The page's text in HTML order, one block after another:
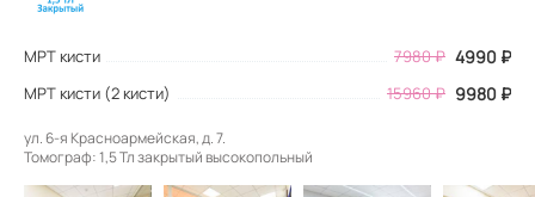
МРТ кисти 7980₽ 4990 ₽
МРТ кисти (2 кисти) 15960 ₽ 9980 ₽
ул. 6-я Красноармейская, д. 7.
Томограф: 1,5 Тл закрытый высокопольный